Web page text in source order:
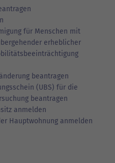
für Menschen mit
erheblicher
beantragen
(UBS) für die
beantragen
anmelden
Hauptwohnung anmelden